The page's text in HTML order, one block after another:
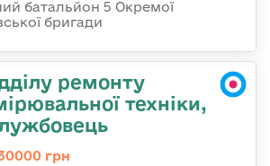
батальйон 5 Окремої
бригади
ремонту
техніки,
грн